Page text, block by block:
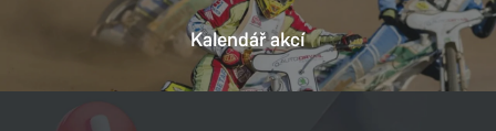
Kalendář akcí